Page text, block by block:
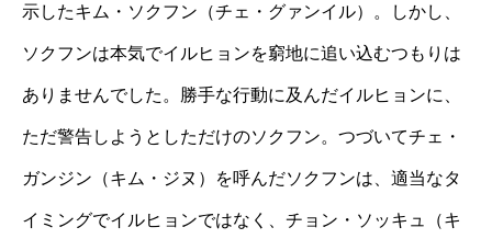
示したキム・ソクフン（チェ・グァンイル）。しかし、
ソクフンは本気でイルヒョンを窮地に追い込むつもりは
ありませんでした。勝手な行動に及んだイルヒョンに、
ただ警告しようとしただけのソクフン。つづいてチェ・
ガンジン（キム・ジヌ）を呼んだソクフンは、適当なタ
イミングでイルヒョンではなく、チョン・ソッキュ（キ